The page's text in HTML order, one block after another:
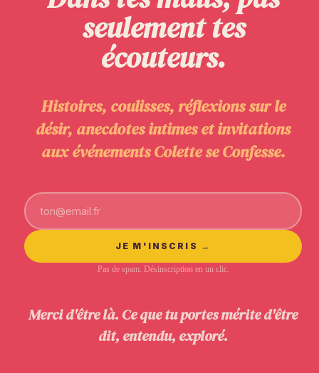
seulement tes
écouteurs.
Histoires, coulisses, réflexions sur le
désir, anecdotes intimes et invitations
aux événements Colette se Confesse.
JE M'INSCRIS →
Pas de spam. Désinscription en un clic.
Merci d'être là. Ce que tu portes mérite d'être
dit, entendu, exploré.